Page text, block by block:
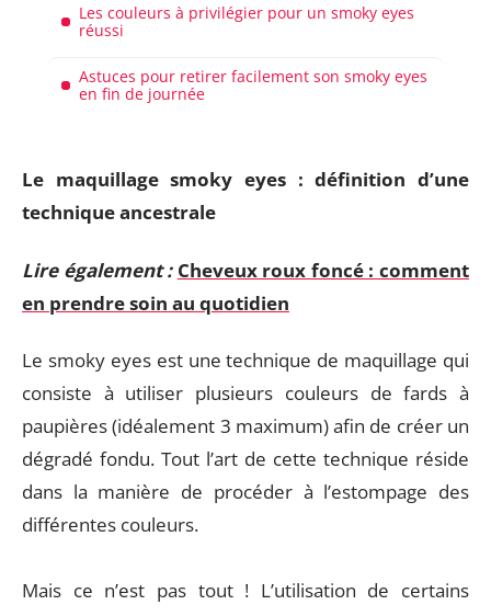
Les couleurs à privilégier pour un smoky eyes
réussi
Astuces pour retirer facilement son smoky eyes
en fin de journée
Le maquillage smoky eyes : définition d’une
technique ancestrale
Lire également : Cheveux roux foncé : comment
en prendre soin au quotidien
Le smoky eyes est une technique de maquillage qui
consiste à utiliser plusieurs couleurs de fards à
paupières (idéalement 3 maximum) afin de créer un
dégradé fondu. Tout l’art de cette technique réside
dans la manière de procéder à l’estompage des
différentes couleurs.
Mais ce n’est pas tout ! L’utilisation de certains